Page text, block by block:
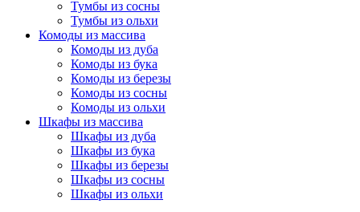
Тумбы из сосны
Тумбы из ольхи
Комоды из массива
Комоды из дуба
Комоды из бука
Комоды из березы
Комоды из сосны
Комоды из ольхи
Шкафы из массива
Шкафы из дуба
Шкафы из бука
Шкафы из березы
Шкафы из сосны
Шкафы из ольхи